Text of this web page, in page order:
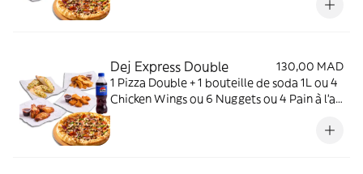
Dej Express Double
130,00 MAD
1 Pizza Double + 1 bouteille de soda 1L ou 4
Chicken Wings ou 6 Nuggets ou 4 Pain à l'ail